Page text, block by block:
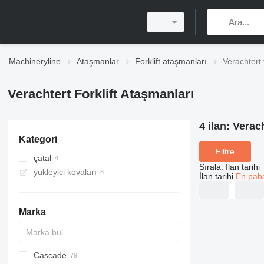
Machineryline Ataşmanlar Forklift ataşmanları Verachtert
Verachtert Forklift Ataşmanları
Kategori
çatal
yükleyici kovaları
Marka
AS
AR
S-series
AS
S series
CK
Cascade
4 ilan:
Filtre
Sırala: İlan tarihi
İlan tarihi En